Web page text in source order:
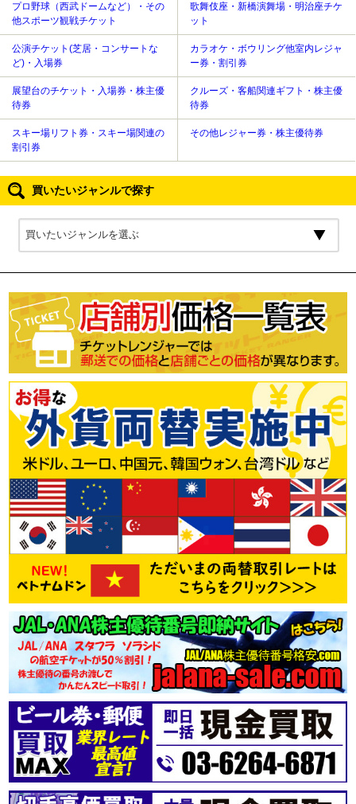
プロ野球（西武ドームなど）・その
他スポーツ観戦チケット
歌舞伎座・新橋演舞場・明治座チケ
ット
公演チケット(芝居・コンサートな
ど)・入場券
カラオケ・ボウリング他室内レジャ
ー券・割引券
展望台のチケット・入場券・株主優
待券
クルーズ・客船関連ギフト・株主優
待券
スキー場リフト券・スキー場関連の
割引券
その他レジャー券・株主優待券
買いたいジャンルで探す